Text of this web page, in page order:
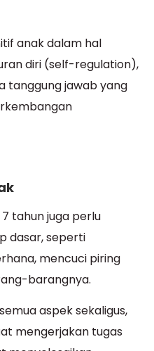
anak dalam hal
diri (self-regulation),
tanggung jawab yang
tahun juga perlu
dasar, seperti
mencuci piring
barangnya.
aspek sekaligus,
mengerjakan tugas